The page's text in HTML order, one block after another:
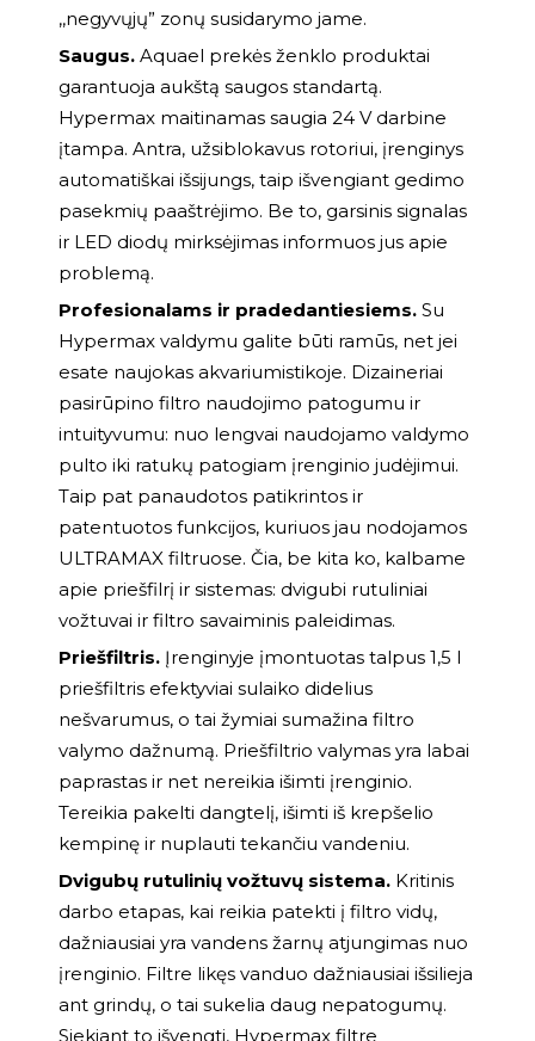
,,negyvųjų” zonų susidarymo jame.
Saugus. Aquael prekės ženklo produktai
garantuoja aukštą saugos standartą.
Hypermax maitinamas saugia 24 V darbine
įtampa. Antra, užsiblokavus rotoriui, įrenginys
automatiškai išsijungs, taip išvengiant gedimo
pasekmių paaštrėjimo. Be to, garsinis signalas
ir LED diodų mirksėjimas informuos jus apie
problemą.
Profesionalams ir pradedantiesiems. Su
Hypermax valdymu galite būti ramūs, net jei
esate naujokas akvariumistikoje. Dizaineriai
pasirūpino filtro naudojimo patogumu ir
intuityvumu: nuo lengvai naudojamo valdymo
pulto iki ratukų patogiam įrenginio judėjimui.
Taip pat panaudotos patikrintos ir
patentuotos funkcijos, kuriuos jau nodojamos
ULTRAMAX filtruose. Čia, be kita ko, kalbame
apie priešfilrį ir sistemas: dvigubi rutuliniai
vožtuvai ir filtro savaiminis paleidimas.
Priešfiltris. Įrenginyje įmontuotas talpus 1,5 l
priešfiltris efektyviai sulaiko didelius
nešvarumus, o tai žymiai sumažina filtro
valymo dažnumą. Priešfiltrio valymas yra labai
paprastas ir net nereikia išimti įrenginio.
Tereikia pakelti dangtelį, išimti iš krepšelio
kempinę ir nuplauti tekančiu vandeniu.
Dvigubų rutulinių vožtuvų sistema. Kritinis
darbo etapas, kai reikia patekti į filtro vidų,
dažniausiai yra vandens žarnų atjungimas nuo
įrenginio. Filtre likęs vanduo dažniausiai išsilieja
ant grindų, o tai sukelia daug nepatogumų.
Siekiant to išvengti, Hypermax filtre